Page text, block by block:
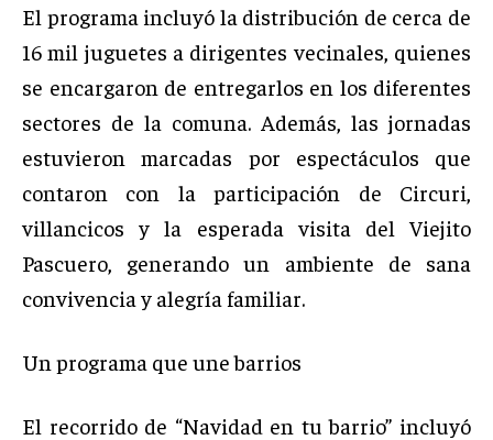
El programa incluyó la distribución de cerca de
16 mil juguetes a dirigentes vecinales, quienes
se encargaron de entregarlos en los diferentes
sectores de la comuna. Además, las jornadas
estuvieron marcadas por espectáculos que
contaron con la participación de Circuri,
villancicos y la esperada visita del Viejito
Pascuero, generando un ambiente de sana
convivencia y alegría familiar.
Un programa que une barrios
El recorrido de “Navidad en tu barrio” incluyó